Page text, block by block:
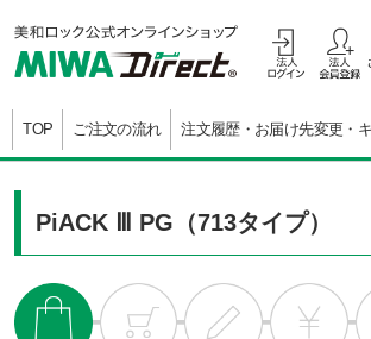
TOP ご注文の流れ 注文履歴・お届け先変更・
PiACK Ⅲ PG（713タイプ）